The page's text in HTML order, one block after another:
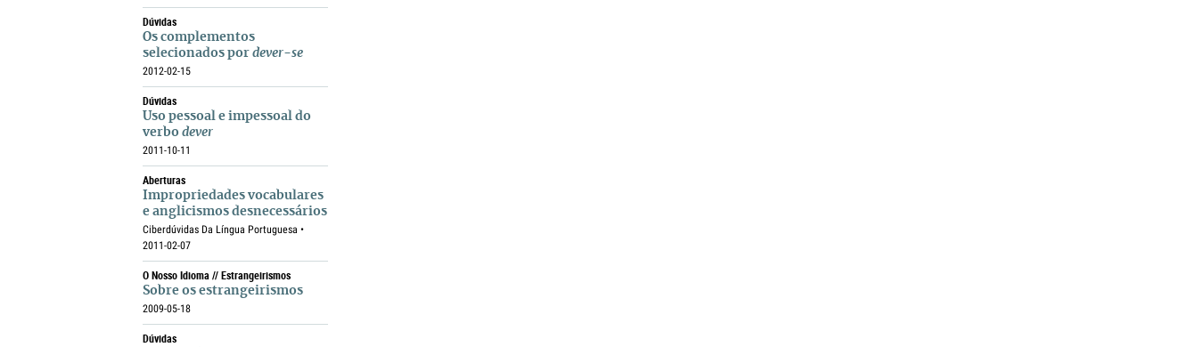
Dúvidas
Os complementos
selecionados por dever-se
2012-02-15
Dúvidas
Uso pessoal e impessoal do
verbo dever
2011-10-11
Aberturas
Impropriedades vocabulares
e anglicismos desnecessários
Ciberdúvidas Da Língua Portuguesa •
2011-02-07
O Nosso Idioma // Estrangeirismos
Sobre os estrangeirismos
2009-05-18
Dúvidas